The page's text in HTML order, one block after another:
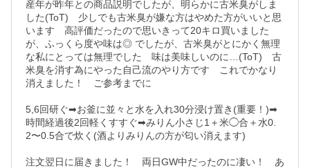
産年が昨年との商品説明でしたが、明らかに古米臭がしま
した(ToT)　少しでも古米臭が嫌な方はやめた方がいいと思
います　高評価だったので思いきって20キロ買いました
が、ふっくら度や味は◎ でしたが、古米臭がとにかく無理
な私にとっては無理でした　味は美味しいのに…(ToT)　古
米臭を消す為にやった自己流のやり方です　これでかなり
消えました！　ご参考までに
5,6回研ぐ➡お釜に並々と水を入れ30分浸け置き(重要！)➡
時間経過後2回軽くすすぐ➡みりん小さじ1＋米◯合＋水0.
2〜0.5合で炊く(酒よりみりんの方が匂い消えます)
注文翌日に届きました！　両日GW中だったのに凄い！　あ